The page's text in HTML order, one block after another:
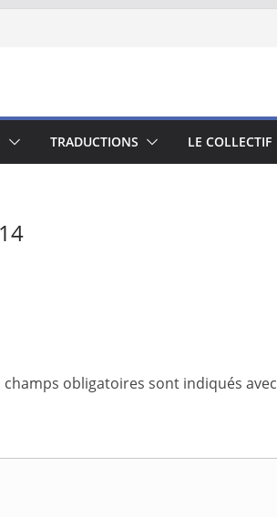
TRADUCTIONS LE COLLECTIF
champs obligatoires sont indiqués avec